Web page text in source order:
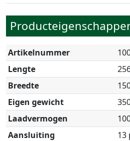
Artikelnummer
Lengte
Breedte
Eigen gewicht
Laadvermogen
Aansluiting
13